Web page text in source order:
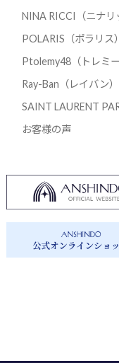
NINA RICCI（ニナリ
POLARIS（ポラリス）
Ptolemy48（トレミ
Ray-Ban（レイバン）
SAINT LAURENT
お客様の声